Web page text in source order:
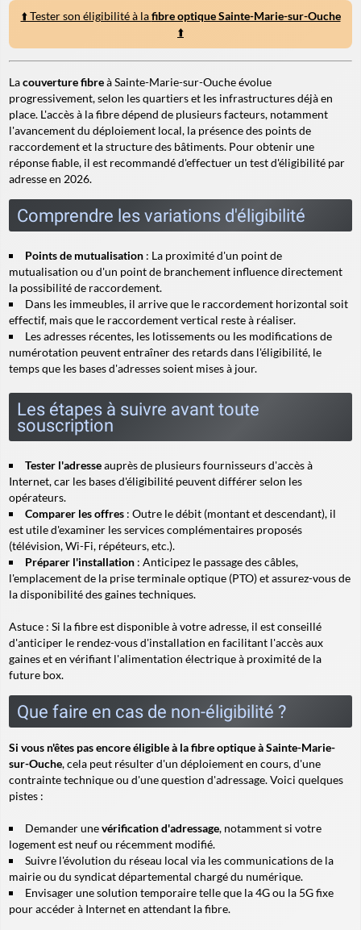
⬆️ Tester son éligibilité à lafibre optique Sainte-Marie-sur-Ouche
⬆️
Lacouverture fibreà Sainte-Marie-sur-Ouche évolue
progressivement, selon les quartiers et les infrastructures déjà en
place. L'accès à la fibre dépend de plusieurs facteurs, notamment
l'avancement du déploiement local, la présence des points de
raccordement et la structure des bâtiments. Pour obtenir une
réponse fiable, il est recommandé d'effectuer un test d'éligibilité par
adresse en 2026.
Comprendre les variations d'éligibilité
Points de mutualisation : La proximité d'un point de
mutualisation ou d'un point de branchement influence directement
la possibilité de raccordement.
Dans les immeubles, il arrive que le raccordement horizontal soit
effectif, mais que le raccordement vertical reste à réaliser.
Les adresses récentes, les lotissements ou les modifications de
numérotation peuvent entraîner des retards dans l'éligibilité, le
temps que les bases d'adresses soient mises à jour.
Les étapes à suivre avant toute
souscription
Tester l'adresseauprès de plusieurs fournisseurs d'accès à
Internet, car les bases d'éligibilité peuvent différer selon les
opérateurs.
Comparer les offres : Outre le débit (montant et descendant), il
est utile d'examiner les services complémentaires proposés
(télévision, Wi-Fi, répéteurs, etc.).
Préparer l'installation : Anticipez le passage des câbles,
l'emplacement de la prise terminale optique (PTO) et assurez-vous de
la disponibilité des gaines techniques.
Astuce : Si la fibre est disponible à votre adresse, il est conseillé
d'anticiper le rendez-vous d'installation en facilitant l'accès aux
gaines et en vérifiant l'alimentation électrique à proximité de la
future box.
Que faire en cas de non-éligibilité ?
Si vous n'êtes pas encore éligible à la fibre optique à Sainte-Marie-
sur-Ouche, cela peut résulter d'un déploiement en cours, d'une
contrainte technique ou d'une question d'adressage. Voici quelques
pistes :
Demander unevérification d'adressage, notamment si votre
logement est neuf ou récemment modifié.
Suivre l'évolution du réseau local via les communications de la
mairie ou du syndicat départemental chargé du numérique.
Envisager une solution temporaire telle que la 4G ou la 5G fixe
pour accéder à Internet en attendant la fibre.